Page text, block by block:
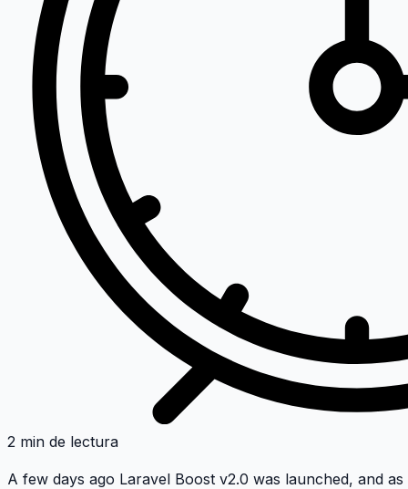
2 min de lectura
A few days ago Laravel Boost v2.0 was launched, and